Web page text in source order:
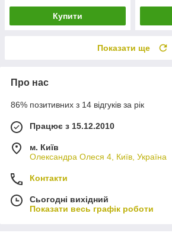
Купити
Показати ще
Про нас
86% позитивних з 14 відгуків за рік
Працює з 15.12.2010
м. Київ
Олександра Олеся 4, Київ, Україна
Контакти
Сьогодні вихідний
Показати весь графік роботи